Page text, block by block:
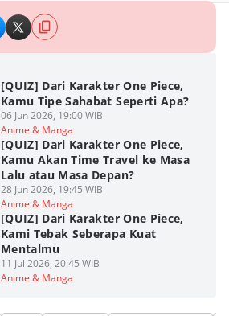
[QUIZ] Dari Karakter One Piece,
Kamu Tipe Sahabat Seperti Apa?
06 Jun 2026, 19:00 WIB
Anime & Manga
[QUIZ] Dari Karakter One Piece,
Kamu Akan Time Travel ke Masa
Lalu atau Masa Depan?
28 Jun 2026, 19:45 WIB
Anime & Manga
[QUIZ] Dari Karakter One Piece,
Kami Tebak Seberapa Kuat
Mentalmu
11 Jul 2026, 20:45 WIB
Anime & Manga